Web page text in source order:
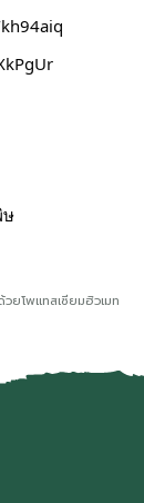
ษ
ยโพแทสเซียมฮิวเมท